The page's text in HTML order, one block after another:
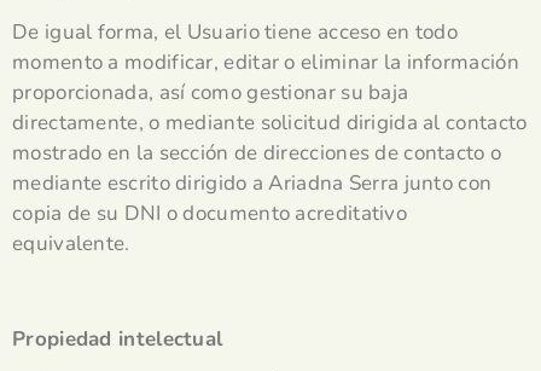
De igual forma, el Usuario tiene acceso en todo
momento a modificar, editar o eliminar la información
proporcionada, así como gestionar su baja
directamente, o mediante solicitud dirigida al contacto
mostrado en la sección de direcciones de contacto o
mediante escrito dirigido a Ariadna Serra junto con
copia de su DNI o documento acreditativo
equivalente.
Propiedad intelectual